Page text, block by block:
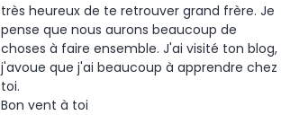
très heureux de te retrouver grand frère. Je
pense que nous aurons beaucoup de
choses à faire ensemble. J'ai visité ton blog,
j'avoue que j'ai beaucoup à apprendre chez
toi.
Bon vent à toi